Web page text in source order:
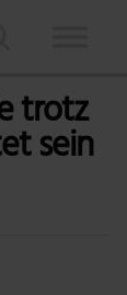
trotz
sein